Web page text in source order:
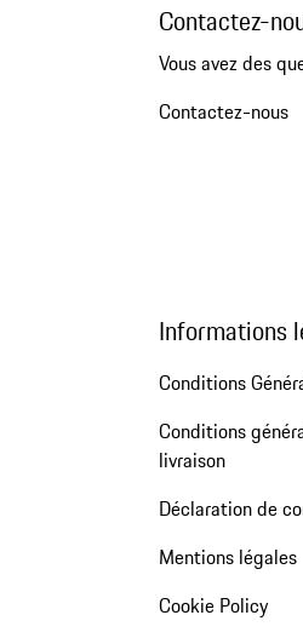
Contactez-
Vous avez des
Contactez-nous
Informations
Conditions
Conditions
livraison
Déclaration de
Mentions légales
Cookie Policy